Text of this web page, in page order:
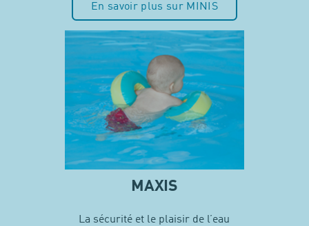
En savoir plus sur MINIS
MAXIS
La sécurité et le plaisir de l’eau